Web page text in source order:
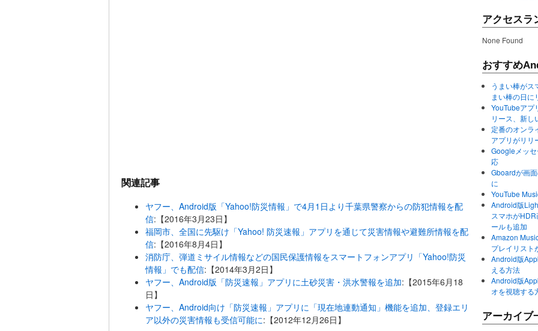
関連記事
ヤフー、Android版「Yahoo!防災情報」で4月1日より千葉県警察からの防犯情報を配
信:【2016年3月23日】
福岡市、全国に先駆け「Yahoo! 防災速報」アプリを通じて災害情報や避難所情報を配
信:【2016年8月4日】
消防庁、弾道ミサイル情報などの国民保護情報をスマートフォンアプリ「Yahoo!防災
情報」でも配信:【2014年3月2日】
ヤフー、Android版「防災速報」アプリに土砂災害・洪水警報を追加:【2015年6月18
日】
ヤフー、Android向け「防災速報」アプリに「現在地連動通知」機能を追加、登録エリ
ア以外の災害情報も受信可能に:【2012年12月26日】
アクセスラ
None Found
おすすめ
うまい棒がス
まい棒の日に
YouTubeアプ
リース、新し
定番のオンラ
アプリがリリ
Googleメッ
応
Gboardが画
に
YouTube
Android版
スマホが
ールも追加
Amazon
プレイリスト
Android版
える方法
Android版
オを視聴する
アーカイブ